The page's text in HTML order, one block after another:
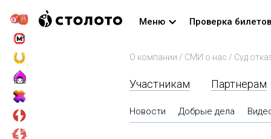
Меню Проверка билетов
О компании / СМИ о нас / Суд
Участникам Партнерам
Новости Добрые дела